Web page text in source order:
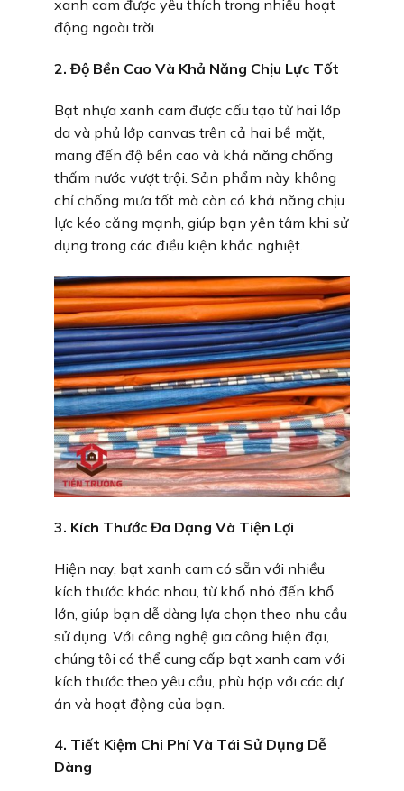
xanh cam được yêu thích trong nhiều hoạt
động ngoài trời.
2. Độ Bền Cao Và Khả Năng Chịu Lực Tốt
Bạt nhựa xanh cam được cấu tạo từ hai lớp
da và phủ lớp canvas trên cả hai bề mặt,
mang đến độ bền cao và khả năng chống
thấm nước vượt trội. Sản phẩm này không
chỉ chống mưa tốt mà còn có khả năng chịu
lực kéo căng mạnh, giúp bạn yên tâm khi sử
dụng trong các điều kiện khắc nghiệt.
3. Kích Thước Đa Dạng Và Tiện Lợi
Hiện nay, bạt xanh cam có sẵn với nhiều
kích thước khác nhau, từ khổ nhỏ đến khổ
lớn, giúp bạn dễ dàng lựa chọn theo nhu cầu
sử dụng. Với công nghệ gia công hiện đại,
chúng tôi có thể cung cấp bạt xanh cam với
kích thước theo yêu cầu, phù hợp với các dự
án và hoạt động của bạn.
4. Tiết Kiệm Chi Phí Và Tái Sử Dụng Dễ
Dàng